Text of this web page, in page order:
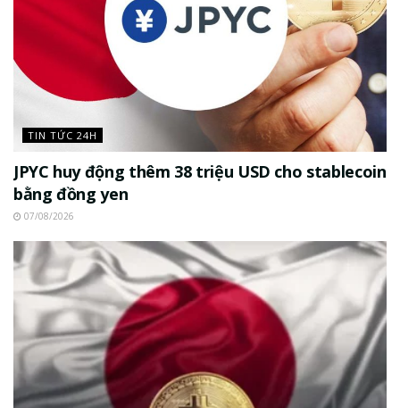
TIN TỨC 24H
JPYC huy động thêm 38 triệu USD cho stablecoin
bằng đồng yen
07/08/2026